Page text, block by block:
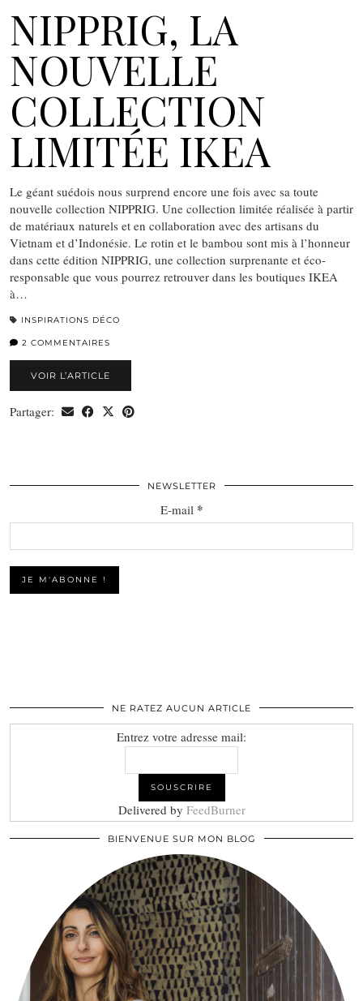
NIPPRIG, LA
NOUVELLE
COLLECTION
LIMITÉE IKEA
Le géant suédois nous surprend encore une fois avec sa toute
nouvelle collection NIPPRIG. Une collection limitée réalisée à partir
de matériaux naturels et en collaboration avec des artisans du
Vietnam et d’Indonésie. Le rotin et le bambou sont mis à l’honneur
dans cette édition NIPPRIG, une collection surprenante et éco-
responsable que vous pourrez retrouver dans les boutiques IKEA
à…
INSPIRATIONS DÉCO
2 COMMENTAIRES
VOIR L’ARTICLE
Partager:
NEWSLETTER
E-mail *
NE RATEZ AUCUN ARTICLE
Entrez votre adresse mail:
Delivered by FeedBurner
BIENVENUE SUR MON BLOG